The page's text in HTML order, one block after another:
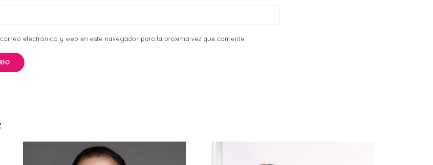
electrónico y web en este navegador para la próxima vez que comente.